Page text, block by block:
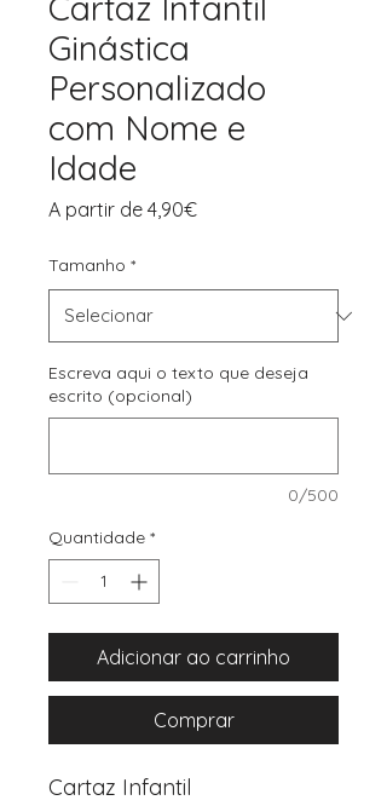
Ginástica
Personalizado
com Nome e
Idade
A partir de 4,90€Preço
Tamanho *
Escreva aqui o texto que deseja
escrito (opcional)
0/500
Quantidade *
Adicionar ao carrinho
Comprar
Cartaz Infantil